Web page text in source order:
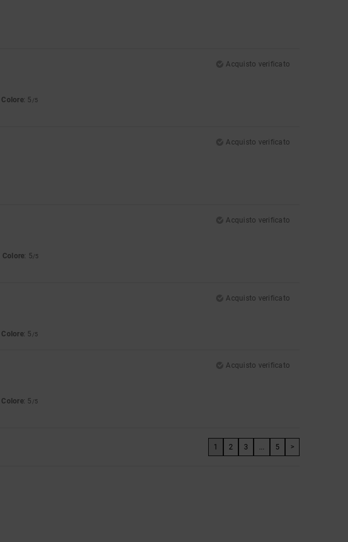
Acquisto verificato
Colore: 5 /5
Acquisto verificato
Acquisto verificato
Colore: 5/5
Acquisto verificato
Colore: 5 /5
Acquisto verificato
Colore: 5 /5
1 2 3 ... 5 >